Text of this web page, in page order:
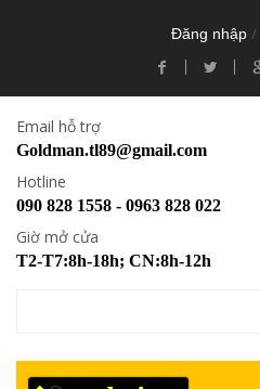
Đăng nhập /
Email hỗ trợ
Goldman.tl89@gmail.com
Hotline
090 828 1558 - 0963 828 022
Giờ mở cửa
T2-T7:8h-18h; CN:8h-12h